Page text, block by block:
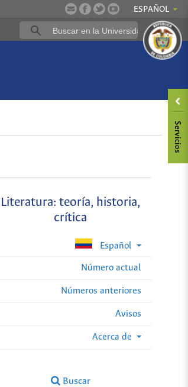
ESPAÑOL
Literatura: teoría, historia,
crítica
Español
Número actual
Números anteriores
Avisos
Acerca de
Buscar